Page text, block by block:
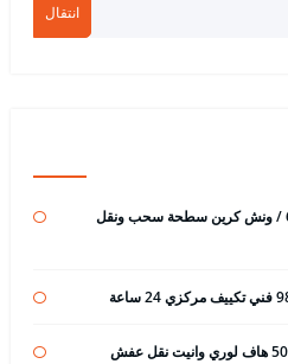
انتقال
ونش ابو حليفة رقم / 65557275 / ونش كرين سطحة سحب ونقل